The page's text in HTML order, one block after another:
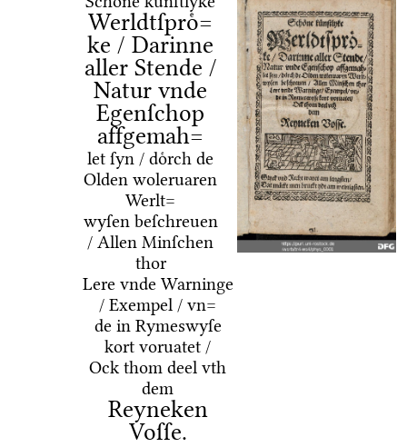
Werldtſproͤ=
ke / Darinne
aller Stende /
Natur vnde
Egenſchop
affgemah=
let ſyn / doͤrch de
Olden woleruaren
Werlt=
wyſen beſchreuen
/ Allen Minſchen
thor
Lere vnde Warninge
/ Exempel / vn=
de in Rymeswyſe
kort voruatet /
Ock thom deel vth
dem
Reyneken
Voſſe.